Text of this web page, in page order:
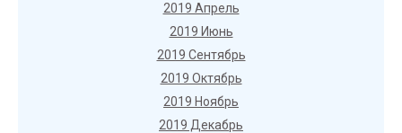
2019 Апрель
2019 Июнь
2019 Сентябрь
2019 Октябрь
2019 Ноябрь
2019 Декабрь